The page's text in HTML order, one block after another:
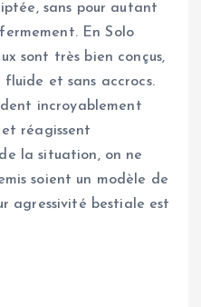
sans pour autant
En Solo
sont très bien conçus,
et sans accrocs.
incroyablement
réagissent
la situation, on ne
soient un modèle de
agressivité bestiale est